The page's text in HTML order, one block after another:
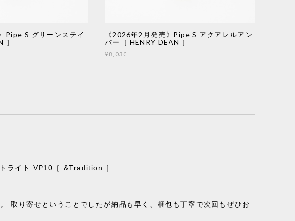
Pipe S グリーンステイ
］
《2026年2月発売》Pipe S アクアレルアン
バー［ HENRY DEAN ］
¥8,030
ライト VP10［ &Tradition ］
取り寄せということでしたが納品も早く、梱包も丁寧で次回もぜひお